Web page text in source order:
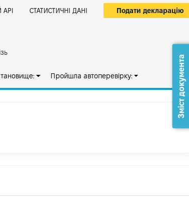
СТАТИСТИЧНІ ДАНІ Подати декларацію
Пройшла автоперевірку: Зміст документа